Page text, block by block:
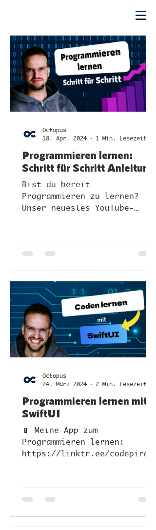
Programmieren lernen:
Schritt für Schritt Anleitung
Bist du bereit
Programmieren zu lernen?
Unser neuestes YouTube-
Octopus
18. Apr. 2024
1 Min. Lesezeit
Programmieren lernen mit
SwiftUI
📱 Meine App zum
Programmieren lernen:
https://linktr.ee/codepirat
SwiftUI hinzu Die...
Octopus
24. März 2024
2 Min. Lesezeit